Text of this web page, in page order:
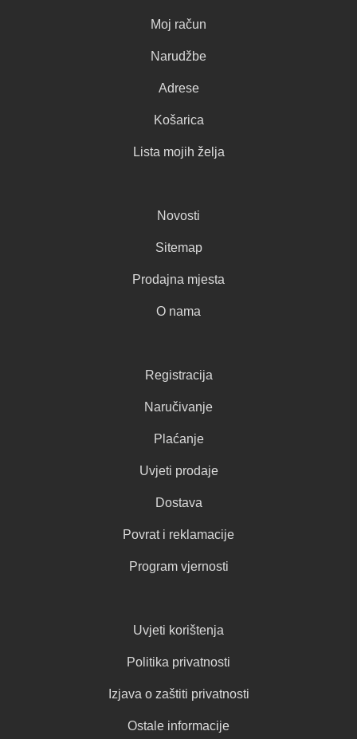
Moj račun
Narudžbe
Adrese
Košarica
Lista mojih želja
Novosti
Sitemap
Prodajna mjesta
O nama
Registracija
Naručivanje
Plaćanje
Uvjeti prodaje
Dostava
Povrat i reklamacije
Program vjernosti
Uvjeti korištenja
Politika privatnosti
Izjava o zaštiti privatnosti
Ostale informacije